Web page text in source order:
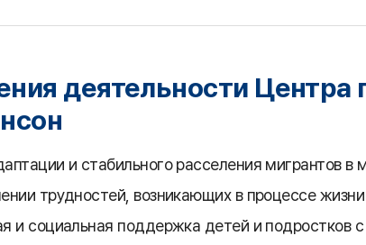
деятельности
и стабильного расселения мигрантов в
трудностей, возникающих в процессе жизни
и социальная поддержка детей и подростков